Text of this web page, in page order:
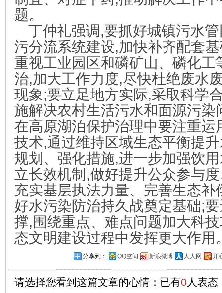
题。
丁仲礼强调,要抓好城镇污水
污分流系统建设,加快补齐配套
重视工业园区和磷矿山、磷化工
治,加大工作力度,尽快杜绝废水
现象;要立足地方实际,采取科学
施解决农村生活污水和面源污染
在高原湖泊保护治理中要注重运
技术,通过维持区域生态平衡提
规划、强化措施,进一步加强饮
立长效机制,做好提升公众参与
充实基层执法力量、完善生态补
好水污染防治持久战奠定基础;
撑,围绕重点、难点问题加大科
态文明建设过程中发挥更大作用
分享到： QQ空间 新浪微博 人人网 开
请选择您看到这篇文章的心情：已有0 人表态